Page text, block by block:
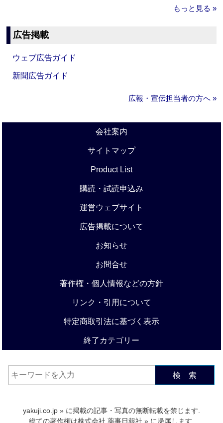
もっと見る »
広告掲載
ウェブ広告ガイド
新聞広告ガイド
広報・宣伝担当者の方へ »
会社案内
サイトマップ
Product List
購読・試読申込み
運営ウェブサイト
広告掲載について
お知らせ
お問合せ
著作権・個人情報などの方針
リンク・引用について
特定商取引法に基づく表示
終了カテゴリー
検 索
yakuji.co.jp » に掲載の記事・写真の無断転載を禁じます.
総ての著作権は株式会社 薬事日報社 » に帰属します.